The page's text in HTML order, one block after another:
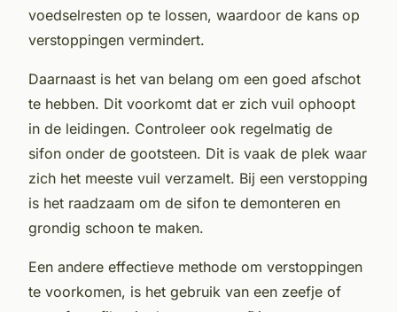
voedselresten op te lossen, waardoor de kans op
verstoppingen vermindert.
Daarnaast is het van belang om een goed afschot
te hebben. Dit voorkomt dat er zich vuil ophoopt
in de leidingen. Controleer ook regelmatig de
sifon onder de gootsteen. Dit is vaak de plek waar
zich het meeste vuil verzamelt. Bij een verstopping
is het raadzaam om de sifon te demonteren en
grondig schoon te maken.
Een andere effectieve methode om verstoppingen
te voorkomen, is het gebruik van een zeefje of